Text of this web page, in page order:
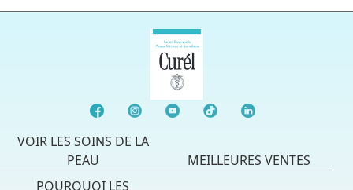
VOIR LES SOINS DE LA
PEAU
MEILLEURES VENTES
POURQUOI LES